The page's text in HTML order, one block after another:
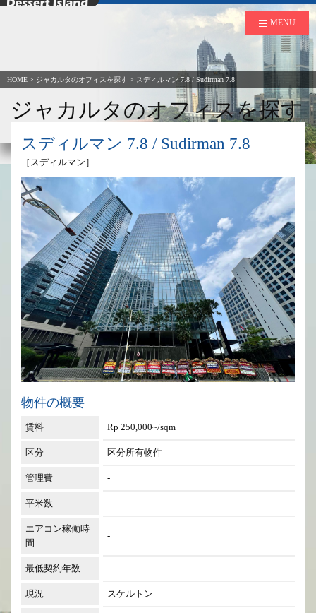
デザートアイランド
MENU
HOME > ジャカルタのオフィスを探す > スディルマン 7.8 / Sudirman 7.8
ジャカルタのオフィスを探す
スディルマン 7.8 / Sudirman 7.8
［スディルマン］
物件の概要
賃料 Rp 250,000~/sqm
区分 区分所有物件
管理費 -
平米数 -
エアコン稼働時
間
-
最低契約年数 -
現況 スケルトン